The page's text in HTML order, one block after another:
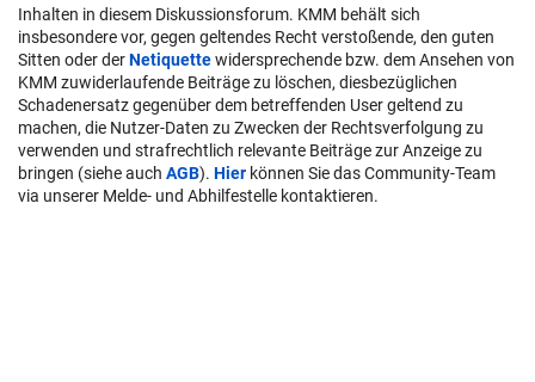
Inhalten in diesem Diskussionsforum. KMM behält sich
insbesondere vor, gegen geltendes Recht verstoßende, den guten
Sitten oder derNetiquettewidersprechende bzw. dem Ansehen von
KMM zuwiderlaufende Beiträge zu löschen, diesbezüglichen
Schadenersatz gegenüber dem betreffenden User geltend zu
machen, die Nutzer-Daten zu Zwecken der Rechtsverfolgung zu
verwenden und strafrechtlich relevante Beiträge zur Anzeige zu
bringen (siehe auch AGB). Hier können Sie das Community-Team
via unserer Melde- und Abhilfestelle kontaktieren.